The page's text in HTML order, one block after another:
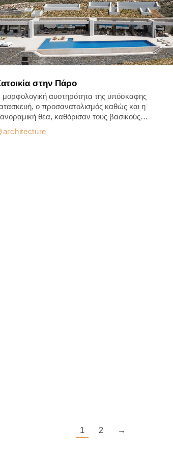
στην Πάρο
architecture
μορφολογική αυστηρότητα της υπόσκαφης
ο προσανατολισμός καθώς και η
θέα, καθόρισαν τους βασικούς…
1 2 →